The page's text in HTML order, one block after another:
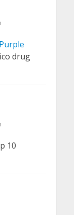
Purple
drug
10